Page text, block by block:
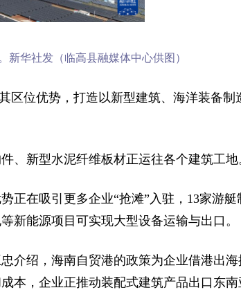
新华社发（临高县融媒体中心供图）
区位优势，打造以新型建筑、海洋装备制
、新型水泥纤维板材正运往各个建筑工地
正在吸引更多企业“抢滩”入驻，13家游艇
新能源项目可实现大型设备运输与出口。
介绍，海南自贸港的政策为企业借港出海
本，企业正推动装配式建筑产品出口东南